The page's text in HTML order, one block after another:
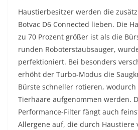
Haustierbesitzer werden die
Botvac D6 Connected lieben. Die
zu 70 Prozent größer ist als die
runden Roboterstaubsauger,
perfektioniert. Bei besonders
erhöht der Turbo-Modus die
Bürste schneller rotieren,
Tierhaare aufgenommen werden.
Performance-Filter fängt auch
Allergene auf, die durch Haustiere